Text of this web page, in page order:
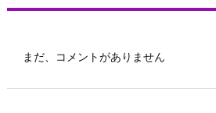
まだ、コメントがありません